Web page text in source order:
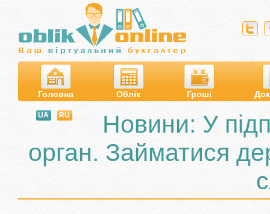
Головна Облік Гроші
UA RU
Новини: У
орган. Займатися